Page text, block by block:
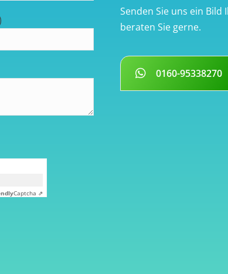
Captcha ⇗
Senden Sie uns ein
beraten Sie gerne.
0160-95338270